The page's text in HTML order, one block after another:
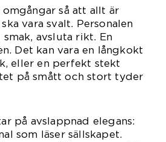
så att allt är
vara svalt. Personalen
avsluta rikt. En
Det kan vara en långkokt
eller en perfekt stekt
på smått och stort tyder
på avslappnad elegans:
som läser sällskapet.